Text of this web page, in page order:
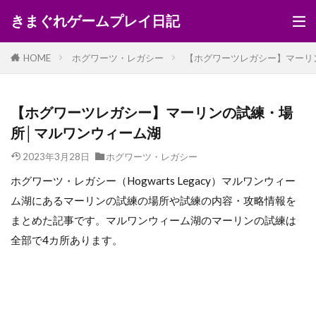
きまぐれゲームプレイ日記
HOME ホグワーツ・レガシー 【ホグワーツレガシー】マー
【ホグワーツレガシー】マーリンの試練・場
所│マルワンウィーム湖
2023年3月28日 ホグワーツ・レガシー
ホグワーツ・レガシー（Hogwarts Legacy）マルワンウィー
ム湖にあるマーリンの試練の場所や試練の内容・攻略情報を
まとめた記事です。マルワンウィーム湖のマーリンの試練は
全部で4カ所あります。